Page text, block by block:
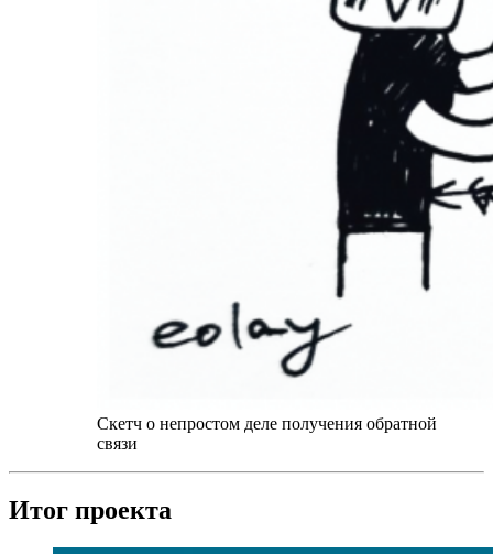
Скетч о непростом деле получения обратной
связи
Итог проекта